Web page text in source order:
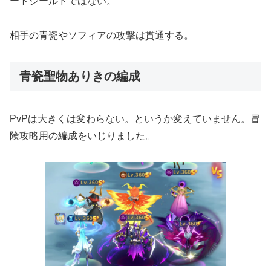
相手の青瓷やソフィアの攻撃は貫通する。
青瓷聖物ありきの編成
PvPは大きくは変わらない。というか変えていません。冒
険攻略用の編成をいじりました。